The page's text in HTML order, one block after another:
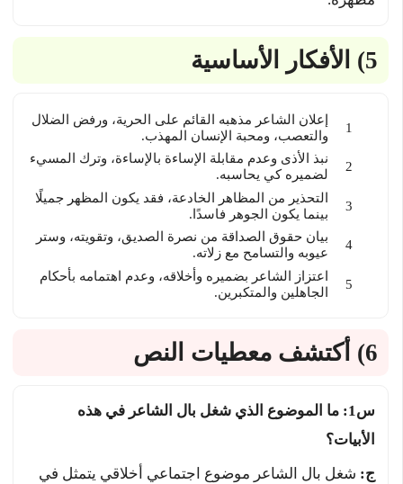
5) الأفكار الأساسية
إعلان الشاعر مذهبه القائم على الحرية، ورفض الضلال
والتعصب، ومحبة الإنسان المهذب.
نبذ الأذى وعدم مقابلة الإساءة بالإساءة، وترك المسيء
لضميره كي يحاسبه.
التحذير من المظاهر الخادعة، فقد يكون المظهر جميلًا
بينما يكون الجوهر فاسدًا.
بيان حقوق الصداقة من نصرة الصديق، وتقويته، وستر
عيوبه والتسامح مع زلاته.
اعتزاز الشاعر بضميره وأخلاقه، وعدم اهتمامه بأحكام
الجاهلين والمتكبرين.
6) أكتشف معطيات النص
س1: ما الموضوع الذي شغل بال الشاعر في هذه
الأبيات؟
ج: شغل بال الشاعر موضوع اجتماعي أخلاقي يتمثل في